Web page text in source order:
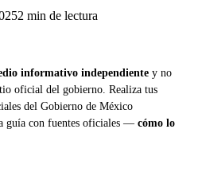
2 min de lectura
informativo independiente y no
oficial del gobierno. Realiza tus
del Gobierno de México
guía con fuentes oficiales — cómo lo